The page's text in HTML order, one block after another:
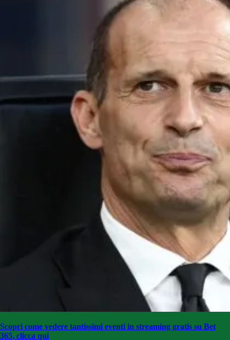
Scopri come vedere tantissimi eventi in streaming gratis su Bet
365, clicca qui